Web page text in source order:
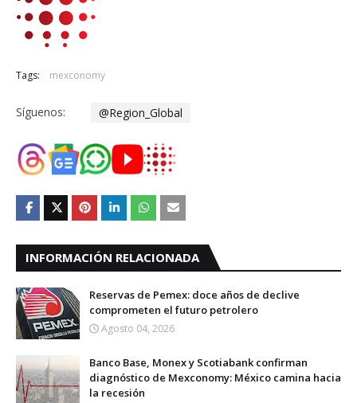
Tags: mexconomy
Síguenos: @Region_Global
INFORMACIÓN RELACIONADA
Reservas de Pemex: doce años de declive
comprometen el futuro petrolero
Agosto 04, 2026
Banco Base, Monex y Scotiabank confirman
diagnóstico de Mexconomy: México camina hacia
la recesión